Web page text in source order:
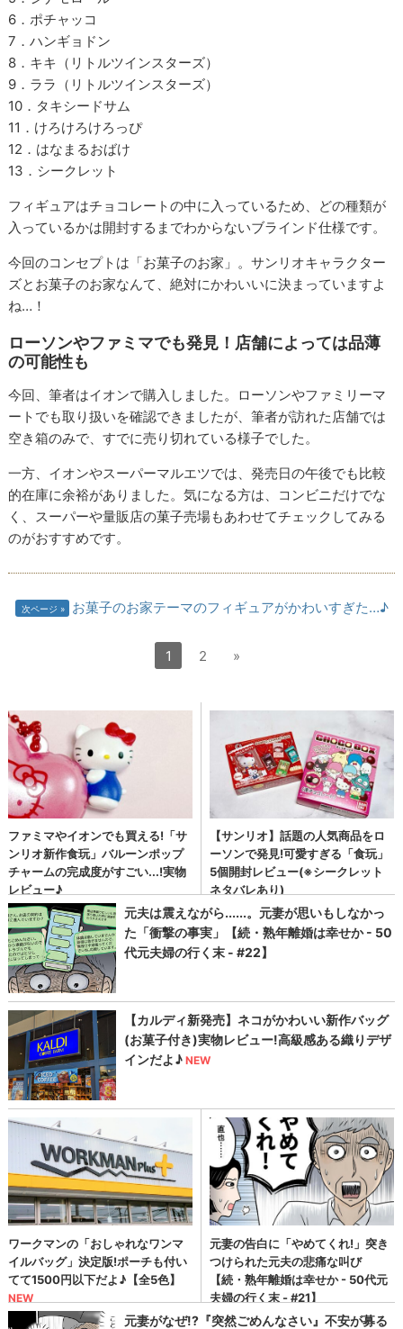
6．ポチャッコ
7．ハンギョドン
8．キキ（リトルツインスターズ）
9．ララ（リトルツインスターズ）
10．タキシードサム
11．けろけろけろっぴ
12．はなまるおばけ
13．シークレット
フィギュアはチョコレートの中に入っているため、どの種類が
入っているかは開封するまでわからないブラインド仕様です。
今回のコンセプトは「お菓子のお家」。サンリオキャラクター
ズとお菓子のお家なんて、絶対にかわいいに決まっていますよ
ね…！
ローソンやファミマでも発見！店舗によっては品薄
の可能性も
今回、筆者はイオンで購入しました。ローソンやファミリーマ
ートでも取り扱いを確認できましたが、筆者が訪れた店舗では
空き箱のみで、すでに売り切れている様子でした。
一方、イオンやスーパーマルエツでは、発売日の午後でも比較
的在庫に余裕がありました。気になる方は、コンビニだけでな
く、スーパーや量販店の菓子売場もあわせてチェックしてみる
のがおすすめです。
次ページ お菓子のお家テーマのフィギュアがかわいすぎた…♪
1 2 »